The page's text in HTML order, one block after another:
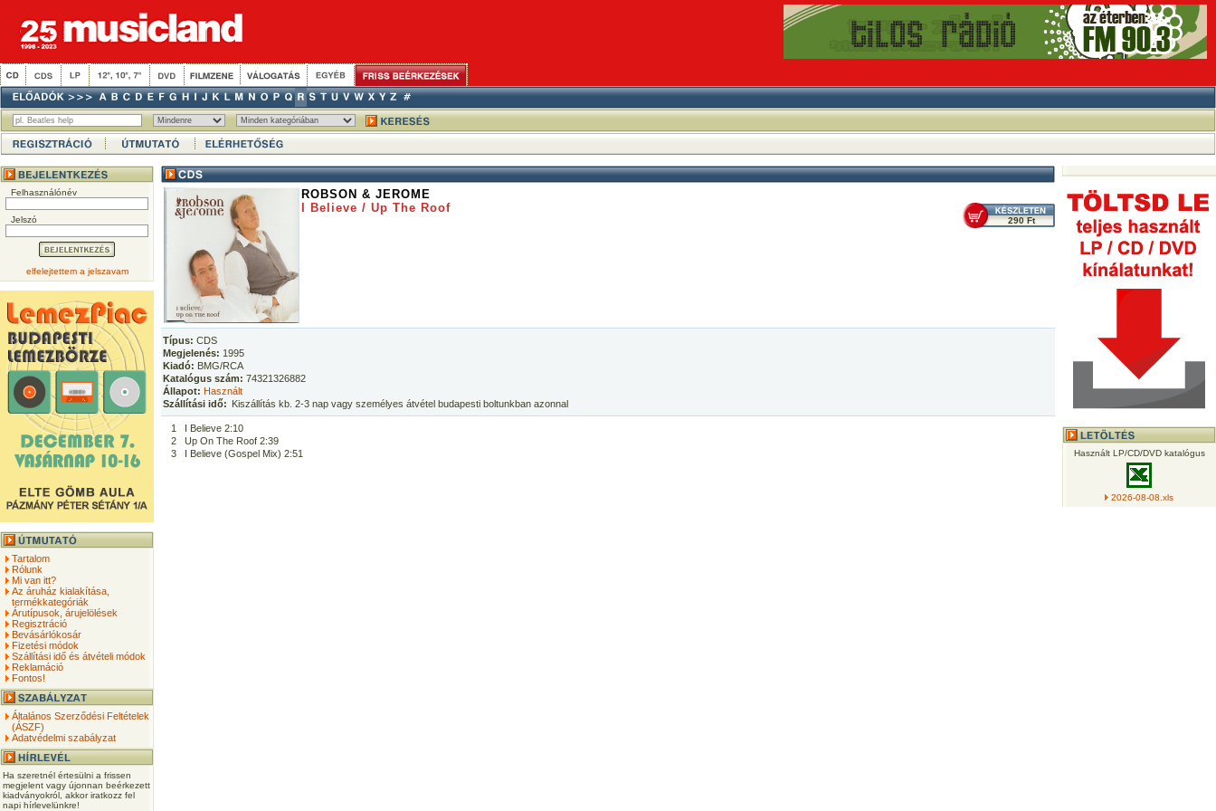
Felhasználónév
Jelszó
elfelejtettem a jelszavam
Tartalom
Rólunk
Mi van itt?
Az áruház kialakítása,
termékkategóriák
Árutípusok, árujelölések
Regisztráció
Bevásárlókosár
Fizetési módok
Szállítási idő és átvételi módok
Reklamáció
Fontos!
Általános Szerződési Feltételek
(ÁSZF)
Adatvédelmi szabályzat
Ha szeretnél értesülni a frissen
megjelent vagy újonnan beérkezett
kiadványokról, akkor iratkozz fel
napi hírlevelünkre!
ROBSON & JEROME
I Believe / Up The Roof
290 Ft
Típus: CDS
Megjelenés: 1995
Kiadó: BMG/RCA
Katalógus szám: 74321326882
Állapot: Használt
Szállítási idő: Kiszállítás kb. 2-3 nap vagy személyes átvétel budapesti boltunkban azonnal
1
I Believe 2:10
2
Up On The Roof 2:39
3
I Believe (Gospel Mix) 2:51 Használt LP/CD/DVD katalógus
2026-08-08.xls